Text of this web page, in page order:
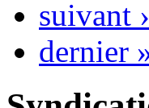
suivant ›
dernier